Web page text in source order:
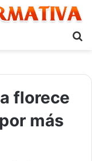
florece
más